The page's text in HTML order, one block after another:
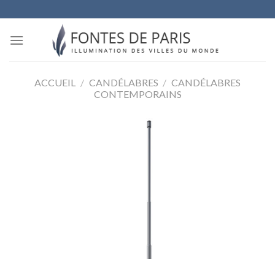
to
content
ACCUEIL / CANDÉLABRES / CANDÉLABRES
CONTEMPORAINS